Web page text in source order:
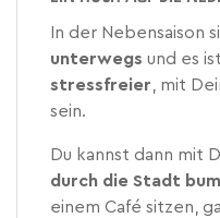
In der Nebensaison
unterwegs und es ist
stressfreier, mit
sein.
Du kannst dann mit
durch die Stadt
einem Café sitzen,